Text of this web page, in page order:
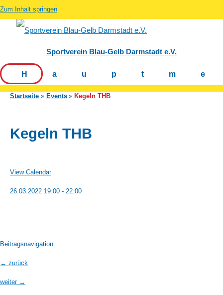
Zum Inhalt springen
Sportverein Blau-Gelb Darmstadt e.V.
Startseite Events Kegeln THB
Kegeln THB
View Calendar
26.03.2022 19:00 - 22:00
Beitragsnavigation
← zurück
weiter →